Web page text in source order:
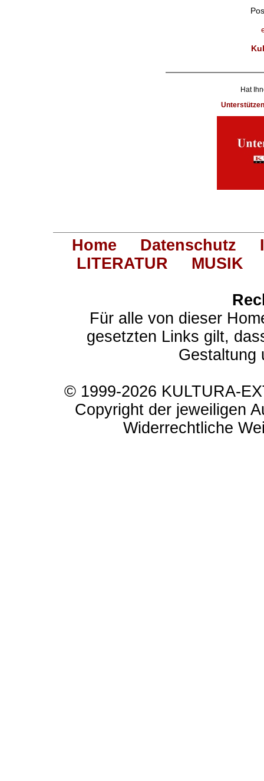
Hat
Home Datenschutz
LITERATUR
MUSIK
Für alle von dieser
gesetzten Links gilt,
Gestaltung
© 1999-2026 KULTURA-
Copyright der jeweiligen
Widerrechtliche